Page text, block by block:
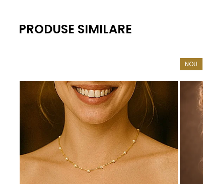
Greutate totală: aproximativ 2,30 g
KASKADDA®este un brand european de bijuterii
montate în metale prețioase certificate. Fiecare
Alege acestcolier cu perlă naturală albă pentru
Acest colier este elegant de unul singur, dar
PRODUSE SIMILARE
NOU